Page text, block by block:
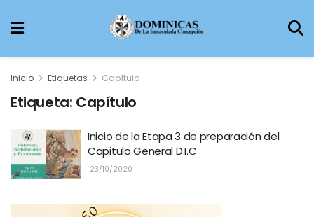
Inicio Etiquetas Capítulo
Etiqueta: Capítulo
Inicio de la Etapa 3 de preparación del
Capitulo General D.I.C
23/10/2020